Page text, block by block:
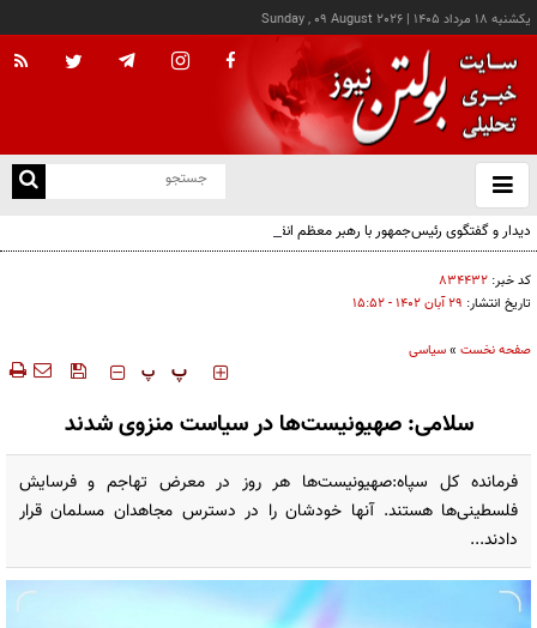
يکشنبه ۱۸ مرداد ۱۴۰۵ |
Sunday , 09 August 2026
باز
و
دیدار و گفتگوی رئیس‌جمهور با رهبر معظم انقلاب درباره مسائل اقتصادی و نظامی کشور
کد خبر: ۸۳۴۴۳۲
تاریخ انتشار: ۲۹ آبان ۱۴۰۲ - ۱۵:۵۲
صفحه نخست »سیاسی
‍‍‍ پ پ
سلامی: صهیونیست‌ها در سیاست منزوی شدند
فرمانده کل سپاه:صهیونیست‌ها هر روز در معرض تهاجم و فرسایش
فلسطینی‌ها هستند. آنها خودشان را در دسترس مجاهدان مسلمان قرار
دادند...